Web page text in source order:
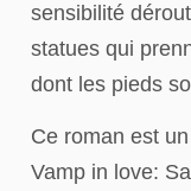
sensibilité
statues qui
dont les pieds
Ce roman est
Vamp in love: